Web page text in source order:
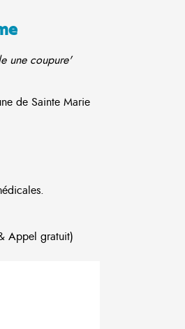
une coupure'
de Sainte Marie
Appel gratuit)